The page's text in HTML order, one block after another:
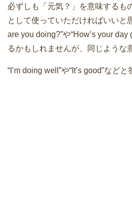
必ずしも「元気？」を意味するも
として使っていただければいいと
are you doing?”や“How’s your
るかもしれませんが、同じような
“I’m doing well”や“It’s good”など